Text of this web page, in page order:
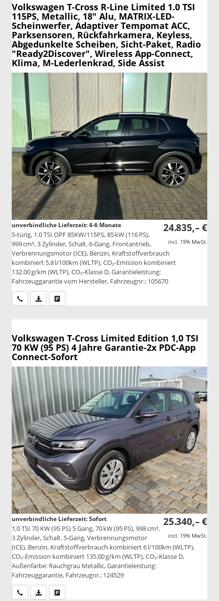
Volkswagen T-Cross R-Line Limited 1.0 TSI
115PS, Metallic, 18" Alu, MATRIX-LED-
Scheinwerfer, Adaptiver Tempomat ACC,
Parksensoren, Rückfahrkamera, Keyless,
Abgedunkelte Scheiben, Sicht-Paket, Radio
"Ready2Discover", Wireless App-Connect,
Klima, M-Lederlenkrad, Side Assist
24.835,– €
incl. 19% MwSt.
unverbindliche Lieferzeit: 4-6 Monate
5-türig, 1.0 TSI OPF 85KW/115PS, 85 kW (116 PS),
999 cm³, 3 Zylinder, Schalt. 6-Gang, Frontantrieb,
Verbrennungsmotor (ICE), Benzin, Kraftstoffverbrauch
kombiniert 5,8 l/100km (WLTP), CO₂-Emission kombiniert
132.00 g/km (WLTP), CO₂-Klasse D, Garantieleistung:
Fahrzeuggarantie vom Hersteller, Fahrzeugnr.: 105670
Wir rufen Sie anPDF-Datei, Fahrzeugexposé drucken
Volkswagen T-Cross Limited Edition 1,0 TSI
70 KW (95 PS) 4 Jahre Garantie-2x PDC-App
Connect-Sofort
25.340,– €
incl. 19% MwSt.
unverbindliche Lieferzeit: Sofort
1,0 TSI 70 KW (95 PS) 5 Gang, 70 kW (95 PS), 998 cm³,
3 Zylinder, Schalt. 5-Gang, Verbrennungsmotor
(ICE), Benzin, Kraftstoffverbrauch kombiniert 6 l/100km (WLTP),
CO₂-Emission kombiniert 135.00 g/km (WLTP), CO₂-Klasse D,
Außenfarbe: Rauchgrau Metallic, Garantieleistung:
Fahrzeuggarantie, Fahrzeugnr.: 124529
Wir rufen Sie anPDF-Datei, Fahrzeugexposé drucken